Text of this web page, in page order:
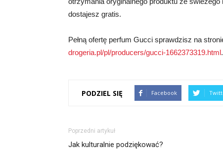
dostajesz gratis.
Pełną ofertę perfum Gucci sprawdzisz na
drogeria.pl/pl/producers/gucci-1662373319.html.
PODZIEL SIĘ Facebook
Poprzedni artykuł
Jak kulturalnie podziękować?